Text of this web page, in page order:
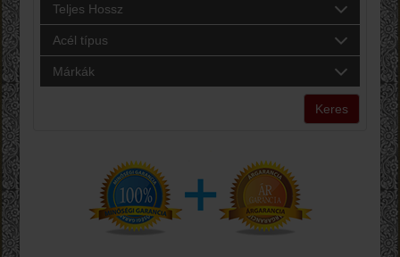
Teljes Hossz
Acél típus
Márkák
Keres